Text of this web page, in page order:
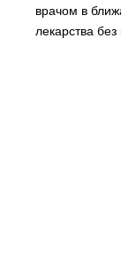
врачом в
лекарства